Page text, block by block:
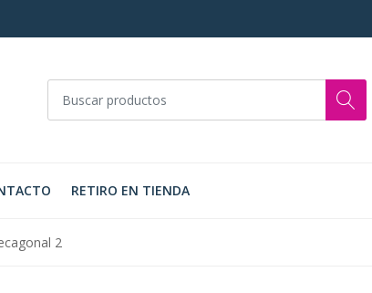
RETIRO EN TIENDA
2